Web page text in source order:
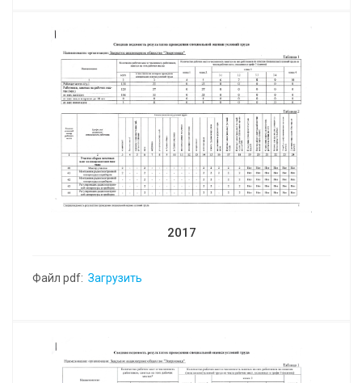
2017
Файл pdf: Загрузить